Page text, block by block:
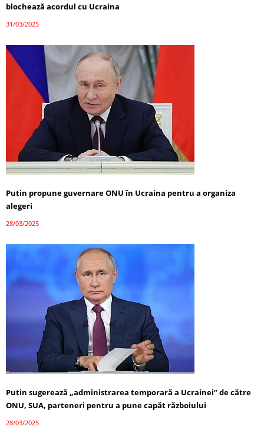
blochează acordul cu Ucraina
31/03/2025
Putin propune guvernare ONU în Ucraina pentru a organiza
alegeri
28/03/2025
Putin sugerează „administrarea temporară a Ucrainei” de către
ONU, SUA, parteneri pentru a pune capăt războiului
28/03/2025